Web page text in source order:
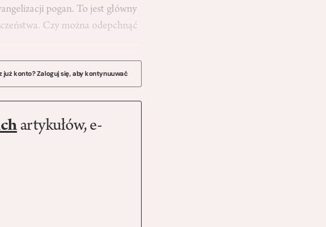
pogan. To jest główny
Czy można odepchnąć
już konto? Zaloguj się, aby kontynuuwać
artykułów, e-